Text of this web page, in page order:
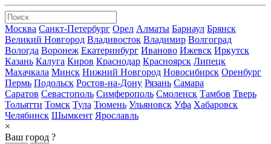
Москва Санкт-Петербург Орел Алматы Барнаул Брянск
Великий Новгород Владивосток Владимир Волгоград
Вологда Воронеж Екатеринбург Иваново Ижевск Иркутск
Казань Калуга Киров Краснодар Красноярск Липецк
Махачкала Минск Нижний Новгород Новосибирск Оренбург
Пермь Подольск Ростов-на-Дону Рязань Самара
Саратов Севастополь Симферополь Смоленск Тамбов Тверь
Тольятти Томск Тула Тюмень Ульяновск Уфа Хабаровск
Челябинск Шымкент Ярославль
×
Ваш город ?